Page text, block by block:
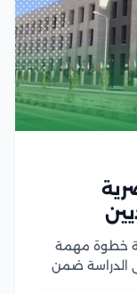
خطوة مهمة
الدراسة ضمن